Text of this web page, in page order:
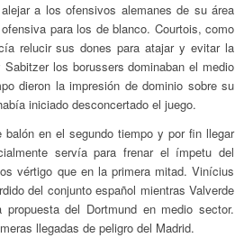
a los ofensivos alemanes de su área
para los de blanco. Courtois, como
relucir sus dones para atajar y evitar la
los borussers dominaban el medio
dieron la impresión de dominio sobre su
iniciado desconcertado el juego.
en el segundo tiempo y por fin llegar
servía para frenar el ímpetu del
vértigo que en la primera mitad. Vinícius
del conjunto español mientras Valverde
del Dortmund en medio sector.
llegadas de peligro del Madrid.